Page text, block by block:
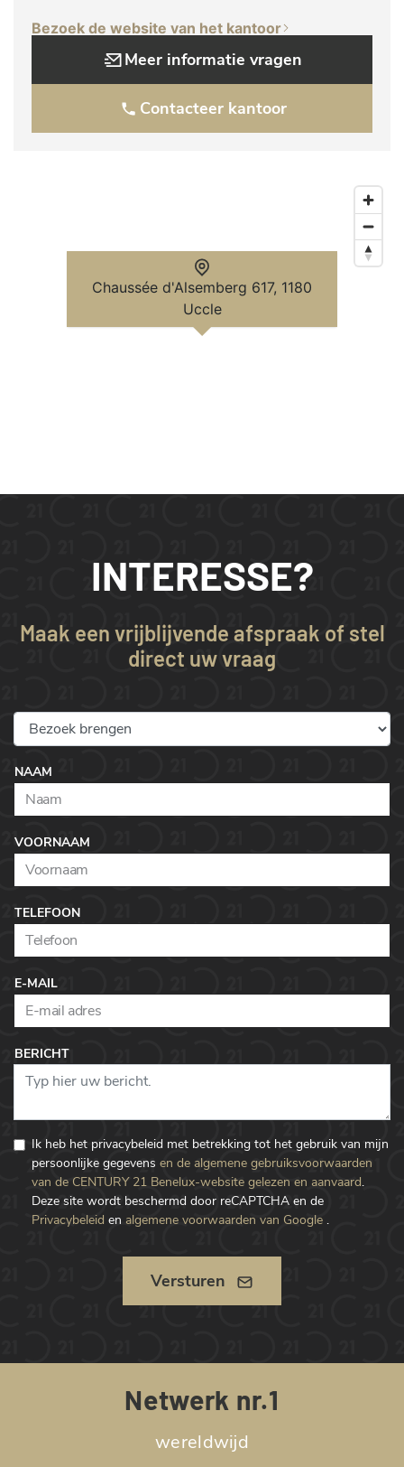
Bezoek de website van het kantoor
Meer informatie vragen
Contacteer kantoor
Chaussée d'Alsemberg 617, 1180
Uccle
INTERESSE?
Maak een vrijblijvende afspraak of stel
direct uw vraag
NAAM
VOORNAAM
TELEFOON
E-MAIL
BERICHT
Ik heb het privacybeleid met betrekking tot het gebruik van mijn
persoonlijke gegevens en de algemene gebruiksvoorwaarden
van de CENTURY 21 Benelux-website gelezen en aanvaard.
Deze site wordt beschermd door reCAPTCHA en de
Privacybeleid en algemene voorwaarden van Google .
Versturen
Netwerk nr.1
wereldwijd